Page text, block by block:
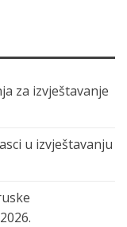
za izvještavanje
u izvještavanju